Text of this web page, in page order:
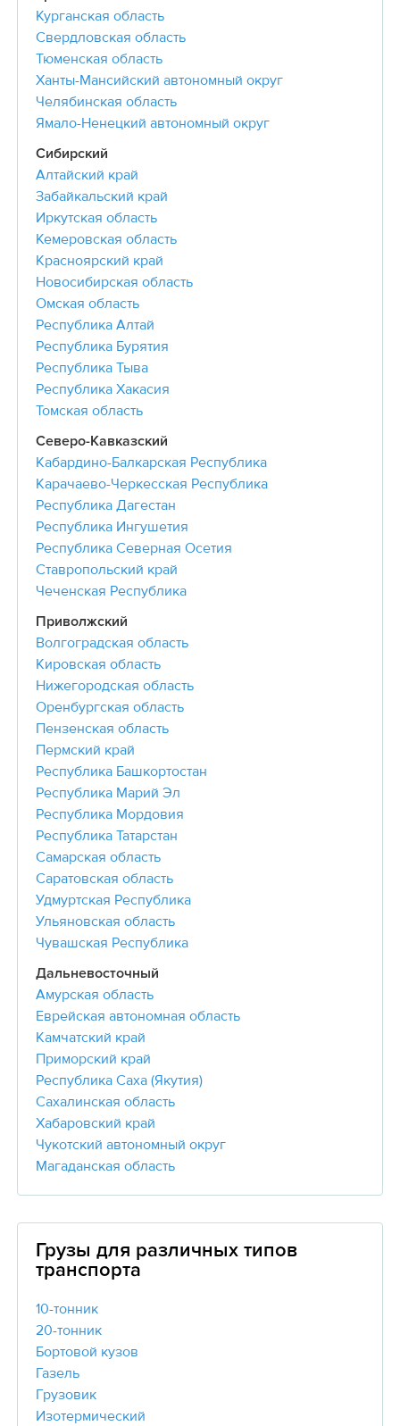
Курганская область
Свердловская область
Тюменская область
Ханты-Мансийский автономный округ
Челябинская область
Ямало-Ненецкий автономный округ
Сибирский
Алтайский край
Забайкальский край
Иркутская область
Кемеровская область
Красноярский край
Новосибирская область
Омская область
Республика Алтай
Республика Бурятия
Республика Тыва
Республика Хакасия
Томская область
Северо-Кавказский
Кабардино-Балкарская Республика
Карачаево-Черкесская Республика
Республика Дагестан
Республика Ингушетия
Республика Северная Осетия
Ставропольский край
Чеченская Республика
Приволжский
Волгоградская область
Кировская область
Нижегородская область
Оренбургская область
Пензенская область
Пермский край
Республика Башкортостан
Республика Марий Эл
Республика Мордовия
Республика Татарстан
Самарская область
Саратовская область
Удмуртская Республика
Ульяновская область
Чувашская Республика
Дальневосточный
Амурская область
Еврейская автономная область
Камчатский край
Приморский край
Республика Саха (Якутия)
Сахалинская область
Хабаровский край
Чукотский автономный округ
Магаданская область
Грузы для различных типов
транспорта
10-тонник
20-тонник
Бортовой кузов
Газель
Грузовик
Изотермический